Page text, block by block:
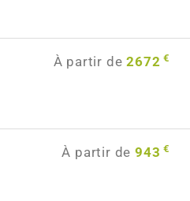
À partir de2672 €
À partir de 943 €